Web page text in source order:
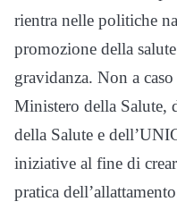
rientra nelle politiche
promozione della
gravidanza. Non a
Ministero della Salute,
della Salute e
iniziative al fine di
pratica